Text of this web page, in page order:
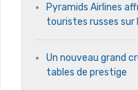
Pyramids Airlines
touristes russes sur
Un nouveau grand
tables de prestige